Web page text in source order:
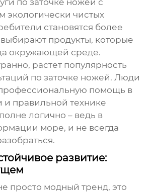
по заточке ножей с
экологически чистых
становятся более
продукты, которые
окружающей среде.
растет популярность
по заточке ножей. Люди
профессиональную помощь в
и правильной технике
логично – ведь в
море, и не всегда
развитие:
просто модный тренд, это